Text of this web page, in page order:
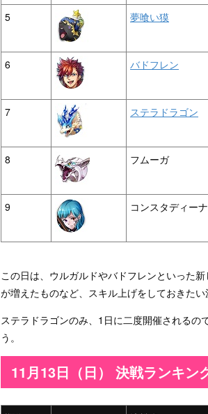
5 夢喰い獏
6 バドフレン
7 ステラドラゴン
8 フムーガ
9 コンスタディーナ
この日は、ウルガルドやバドフレンといった
が増えたものなど、スキル上げをしておきたい
ステラドラゴンのみ、1日に二度開催されるの
う。
11月13日（日） 決戦ランキン